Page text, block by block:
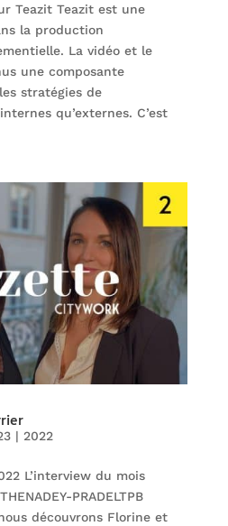
Teazit Teazit est une
la production
La vidéo et le
une composante
stratégies de
qu’externes. C’est
| 2022
L’interview du mois
PRADELTPB
découvrons Florine et